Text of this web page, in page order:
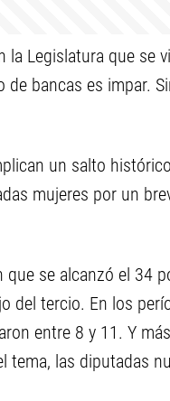
la Legislatura que se
bancas es impar.
un salto
mujeres por un
que se alcanzó el 34
del tercio. En los
entre 8 y 11. Y
tema, las diputadas